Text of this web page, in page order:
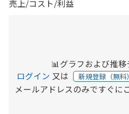
売上/コスト/利益
📊グラフおよび推移
ログイン 又は 新規登録（無
メールアドレスのみですぐに